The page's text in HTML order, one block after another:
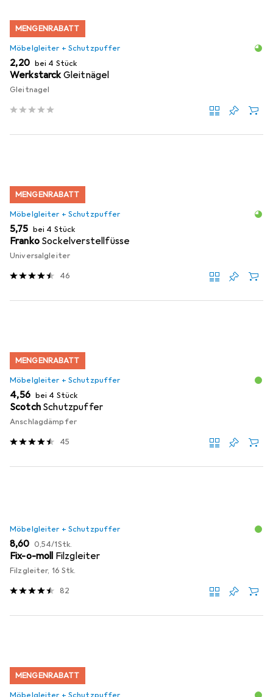
MENGENRABATT
Möbelgleiter + Schutzpuffer
EUR
2,20 bei 4 Stück
WerkstarckGleitnägel
Gleitnagel
MENGENRABATT
Möbelgleiter + Schutzpuffer
EUR
5,75 bei 4 Stück
Franko Sockelverstellfüsse
Universalgleiter
46
MENGENRABATT
Möbelgleiter + Schutzpuffer
EUR
4,56 bei 4 Stück
Scotch Schutzpuffer
Anschlagdämpfer
45
Möbelgleiter + Schutzpuffer
EUR
8,60 EUR
0,54/1Stk.
Fix-o-moll Filzgleiter
Filzgleiter, 16 Stk.
82
MENGENRABATT
Möbelgleiter + Schutzpuffer